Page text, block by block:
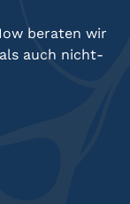
beraten wir
auch nicht-